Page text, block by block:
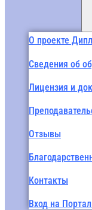
О проекте
Сведения об
Лицензия и
Отзывы
Контакты
Вход на